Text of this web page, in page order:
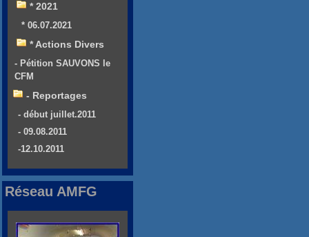
* 2021
* 06.07.2021
* Actions Divers
- Pétition SAUVONS le
CFM
- Reportages
- début juillet.2011
- 09.08.2011
-12.10.2011
Réseau AMFG